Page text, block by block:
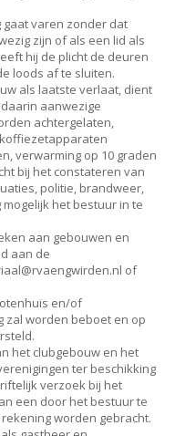
varen zonder dat
zijn of als een lid als
hij de plicht de deuren
loods af te sluiten.
als laatste verlaat, dient
aanwezige
achtergelaten,
verwarming op 10 graden
bij het constateren van
politie, brandweer,
het bestuur in te
aan gebouwen en
aan de
@rvaengwirden.nl of
en/of
zal worden beboet en op
het clubgebouw en het
ter beschikking
verzoek bij het
een door het bestuur te
worden gebracht.